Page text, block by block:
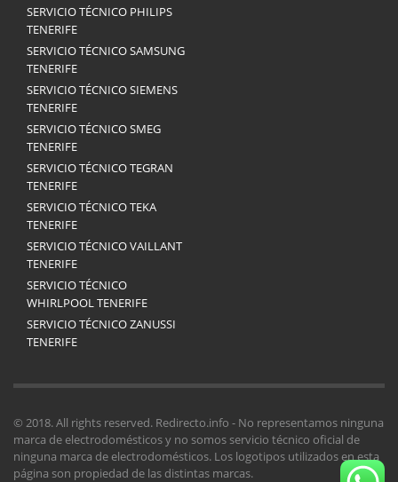
SERVICIO TÉCNICO PHILIPS
TENERIFE
SERVICIO TÉCNICO SAMSUNG
TENERIFE
SERVICIO TÉCNICO SIEMENS
TENERIFE
SERVICIO TÉCNICO SMEG
TENERIFE
SERVICIO TÉCNICO TEGRAN
TENERIFE
SERVICIO TÉCNICO TEKA
TENERIFE
SERVICIO TÉCNICO VAILLANT
TENERIFE
SERVICIO TÉCNICO
WHIRLPOOL TENERIFE
SERVICIO TÉCNICO ZANUSSI
TENERIFE
© 2018. All rights reserved. Redirecto.info - No representamos ninguna
marca de electrodomésticos y no somos servicio técnico oficial de
ninguna marca de electrodomésticos. Los logotipos utilizados en esta
página son propiedad de las distintas marcas.